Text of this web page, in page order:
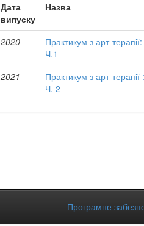
Дата
випуску
Назва
2020
Практикум з арт-
Ч.1
2021
Практикум з арт-
Ч. 2
Програмне